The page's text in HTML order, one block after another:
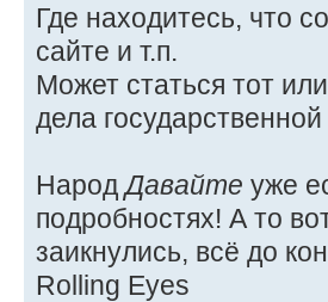
Где находитесь, что
сайте и т.п.
Может статься тот
дела
НародДавайте уже
подробностях! А то
заикнулись, всё до
Rolling Eyes